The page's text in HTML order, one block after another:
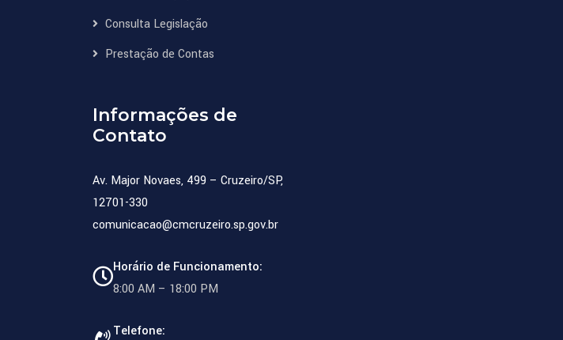
Consulta Legislação
Prestação de Contas
Informações de
Contato
Av. Major Novaes, 499 – Cruzeiro/SP,
12701-330
comunicacao@cmcruzeiro.sp.gov.br
Horário de Funcionamento:
8:00 AM – 18:00 PM
Telefone: